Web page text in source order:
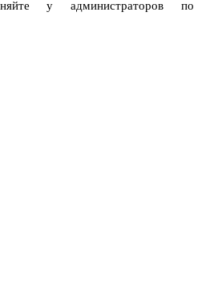
у администраторов